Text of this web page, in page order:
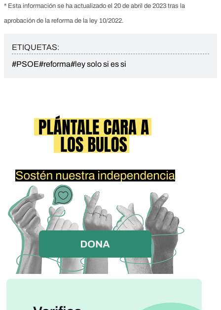
* Esta información se ha actualizado el 20 de abril de 2023 tras la
aprobación de la reforma de la ley 10/2022.
ETIQUETAS:
#PSOE#reforma#ley solo si es si